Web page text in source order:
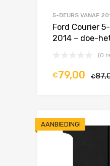
5-DEURS VANAF
Ford Courier
2014 – doe-
(0
€
€79,00
AANBIEDING!